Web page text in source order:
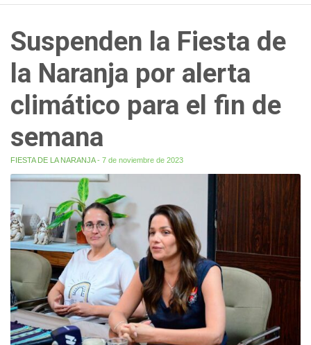
Suspenden la Fiesta de
la Naranja por alerta
climático para el fin de
semana
FIESTA DE LA NARANJA- 7 de noviembre de 2023